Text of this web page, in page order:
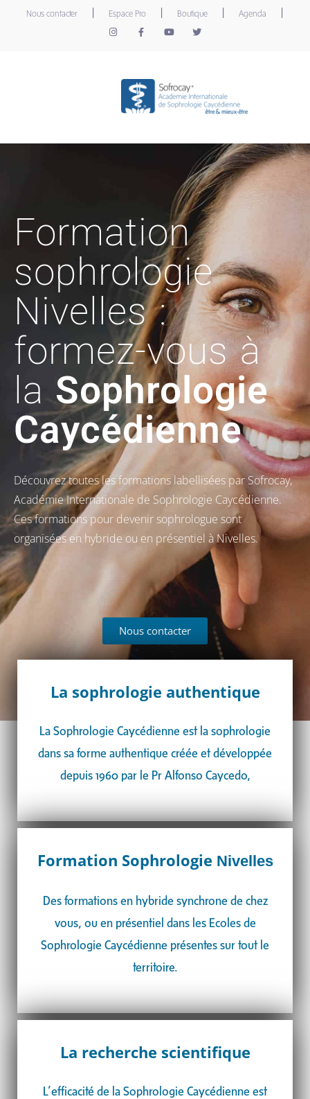
Nous contacter Espace Pro Boutique Agenda
Formation
sophrologie
Nivelles :
formez-vous à
la Sophrologie
Caycédienne
Découvrez toutes les formations labellisées par Sofrocay,
Académie Internationale de Sophrologie Caycédienne.
Ces formations pour devenir sophrologue sont
organisées en hybride ou en présentiel à Nivelles.
Nous contacter
La sophrologie authentique
La Sophrologie Caycédienne est la sophrologie
dans sa forme authentique créée et développée
depuis 1960 par le Pr Alfonso Caycedo,
Formation Sophrologie Nivelles
Des formations en hybride synchrone de chez
vous, ou en présentiel dans les Ecoles de
Sophrologie Caycédienne présentes sur tout le
territoire.
La recherche scientifique
L’efficacité de la Sophrologie Caycédienne est